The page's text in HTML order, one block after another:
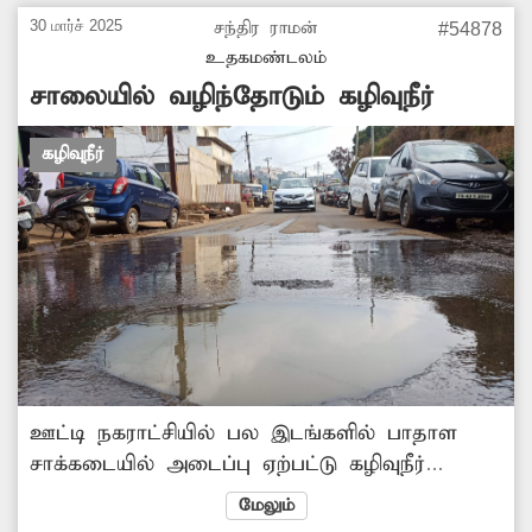
மேலும் சுகாதார சீர்கேடு ஏற்பட்டு உள்ளது.
இதனால் மாணவ-மாணவிகளுக்கு தொற்று
நோய் பரவும் அபாயம் காணப்படுகிறது. எனவே
அந்த கால்வாயை உடனடியாக தூர்வார
வேண்டும்.
30 மார்ச் 2025
சந்திர ராமன்
உதகமண்டலம்
#54878
சாலையில் வழிந்தோடும் கழிவுநீர்
கழிவுநீர்
ஊட்டி நகராட்சியில் பல இடங்களில் பாதாள
சாக்கடையில் அடைப்பு ஏற்பட்டு கழிவுநீர்
சாலைகளில் வழிந்தோடுகிறது. குறிப்பாக ஊட்டி
அரசு ஆஸ்பத்திரி சாலையில் தினமும் பாதாள
மேலும்